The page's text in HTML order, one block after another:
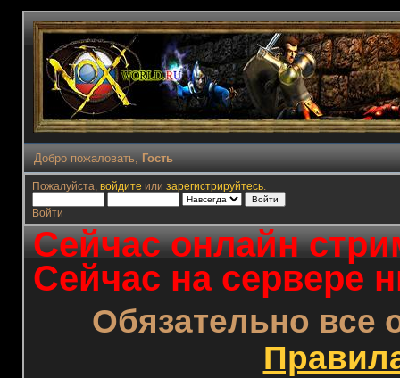
Добро пожаловать, Гость
Пожалуйста, войдите или зарегистрируйтесь.
Войти
Сейчас онлайн
Сейчас на сервере
Обязательно все